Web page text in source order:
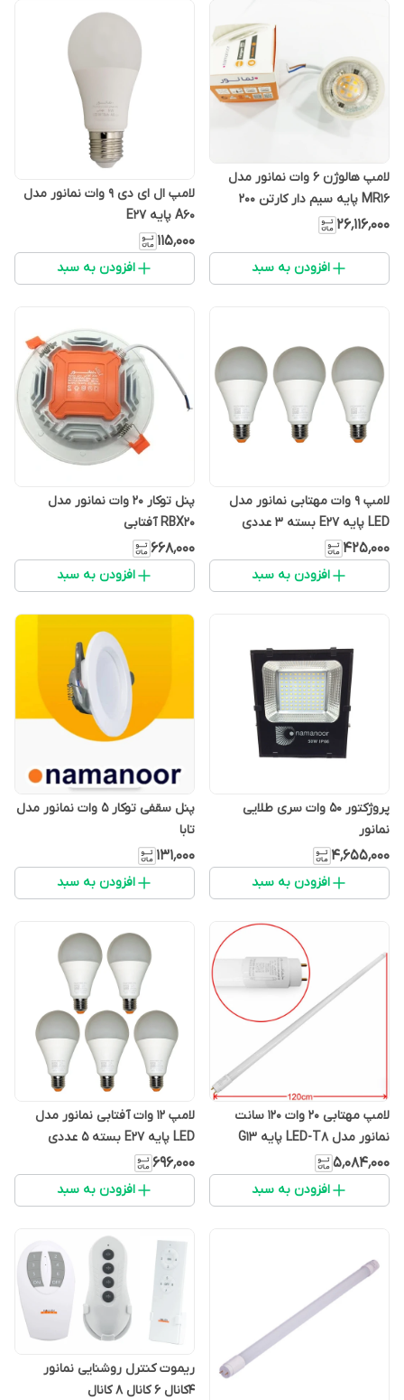
لامپ هالوژن 6 وات نمانور مدل
MR16 پایه سیم دار کارتن 200
عددی
۲۶٬۱۱۶٬۰۰۰
افزودن به سبد
لامپ ال ای دی 9 وات نمانور مدل
A60 پایه E27
۱۱۵٬۰۰۰
افزودن به سبد
لامپ 9 وات مهتابی نمانور مدل
LED پایه E27 بسته 3 عددی
۴۲۵٬۰۰۰
افزودن به سبد
پنل توکار 20 وات نمانور مدل
RBX20 آفتابی
۶۶۸٬۰۰۰
افزودن به سبد
پروژکتور 50 وات سری طلایی
نمانور
۴٬۶۵۵٬۰۰۰
افزودن به سبد
پنل سقفی توکار 5 وات نمانور مدل
تابا
۱۳۱٬۰۰۰
افزودن به سبد
لامپ مهتابی 20 وات 120 سانت
نمانور مدل LED-T8 پایه G13
بسته ده عددی
۵٬۰۸۴٬۰۰۰
افزودن به سبد
لامپ 12 وات آفتابی نمانور مدل
LED پایه E27 بسته 5 عددی
۶۹۶٬۰۰۰
افزودن به سبد
ریموت کنترل روشنایی نمانور
4کانال 6 کانال 8 کانال